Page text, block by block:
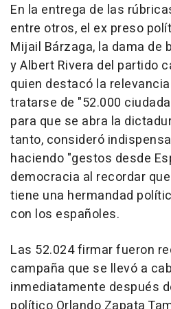
En la entrega de las
entre otros, el ex preso
Mijail Bárzaga, la dama de
y Albert Rivera del partido
quien destacó la
tratarse de "52.000
para que se abra la
tanto, consideró
haciendo "gestos desde
democracia al recordar
tiene una hermandad
con los españoles.
Las 52.024 firmar fueron
campaña que se llevó a
inmediatamente después